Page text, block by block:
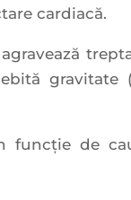
cardiacă.
gravitate
funcţie de